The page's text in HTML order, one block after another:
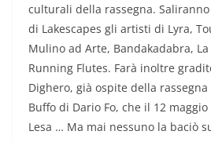
culturali della rassegna.
di Lakescapes gli artisti di Lyra,
Mulino ad Arte, Bandakadabra,
Running Flutes. Farà inoltre
Dighero, già ospite della
Buffo di Dario Fo, che il 12
Lesa … Ma mai nessuno la baciò